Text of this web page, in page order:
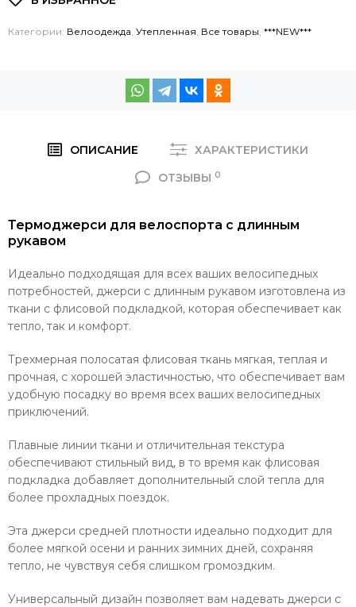
Категории: Велоодежда Утепленная Все товары ***NEW***
ОПИСАНИЕ
ХАРАКТЕРИСТИКИ
ОТЗЫВЫ 0
Термоджерси для велоспорта с длинным
рукавом
Идеально подходящая для всех ваших велосипедных
потребностей, джерси с длинным рукавом изготовлена ​​из
ткани с флисовой подкладкой, которая обеспечивает как
тепло, так и комфорт.
Трехмерная полосатая флисовая ткань мягкая, теплая и
прочная, с хорошей эластичностью, что обеспечивает вам
удобную посадку во время всех ваших велосипедных
приключений.
Плавные линии ткани и отличительная текстура
обеспечивают стильный вид, в то время как флисовая
подкладка добавляет дополнительный слой тепла для
более прохладных поездок.
Эта джерси средней плотности идеально подходит для
более мягкой осени и ранних зимних дней, сохраняя
тепло, не чувствуя себя слишком громоздким.
Универсальный дизайн позволяет вам надевать джерси с